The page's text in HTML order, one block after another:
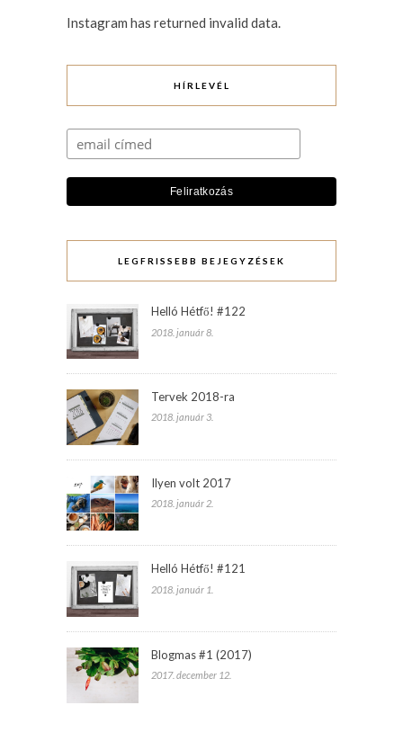
Instagram has returned invalid data.
HÍRLEVÉL
LEGFRISSEBB BEJEGYZÉSEK
Helló Hétfő! #122
2018. január 8.
Tervek 2018-ra
2018. január 3.
Ilyen volt 2017
2018. január 2.
Helló Hétfő! #121
2018. január 1.
Blogmas #1 (2017)
2017. december 12.